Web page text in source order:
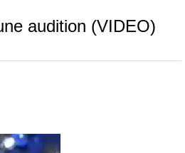
audition (VIDEO)